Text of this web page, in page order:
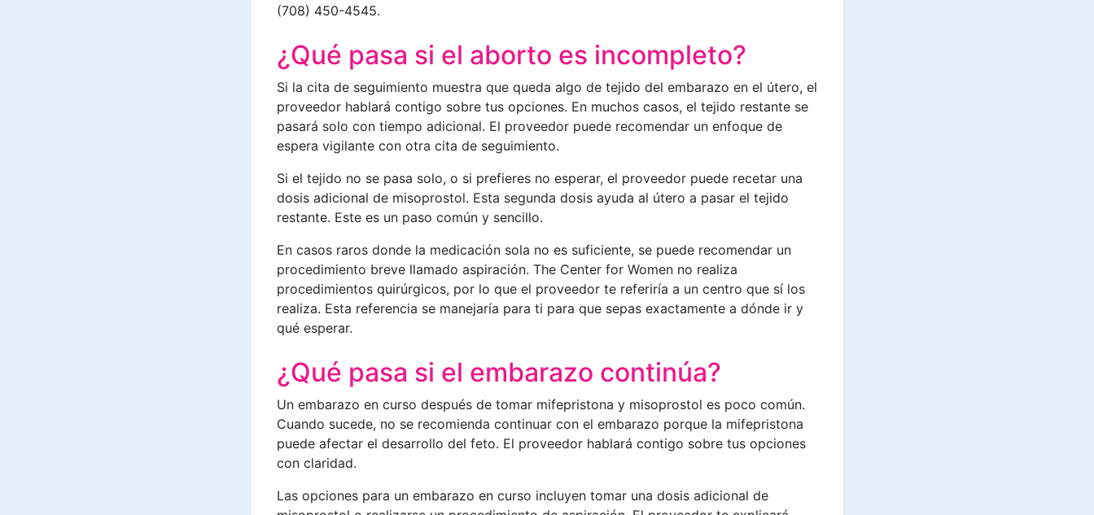
(708) 450-4545.
¿Qué pasa si el aborto es incompleto?
Si la cita de seguimiento muestra que queda algo de tejido del embarazo en el útero, el
proveedor hablará contigo sobre tus opciones. En muchos casos, el tejido restante se
pasará solo con tiempo adicional. El proveedor puede recomendar un enfoque de
espera vigilante con otra cita de seguimiento.
Si el tejido no se pasa solo, o si prefieres no esperar, el proveedor puede recetar una
dosis adicional de misoprostol. Esta segunda dosis ayuda al útero a pasar el tejido
restante. Este es un paso común y sencillo.
En casos raros donde la medicación sola no es suficiente, se puede recomendar un
procedimiento breve llamado aspiración. The Center for Women no realiza
procedimientos quirúrgicos, por lo que el proveedor te referiría a un centro que sí los
realiza. Esta referencia se manejaría para ti para que sepas exactamente a dónde ir y
qué esperar.
¿Qué pasa si el embarazo continúa?
Un embarazo en curso después de tomar mifepristona y misoprostol es poco común.
Cuando sucede, no se recomienda continuar con el embarazo porque la mifepristona
puede afectar el desarrollo del feto. El proveedor hablará contigo sobre tus opciones
con claridad.
Las opciones para un embarazo en curso incluyen tomar una dosis adicional de